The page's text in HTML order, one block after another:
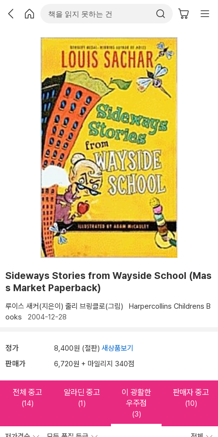
Sideways Stories from Wayside School (Mas
s Market Paperback)
루이스 새커(지은이) 줄리 브링클로(그림)
Harpercollins Childrens B
ooks 2004-12-28
정가 8,400원 (절판) 새상품보기
판매가 6,720원 + 마일리지 340점
전체 중고
(14)
알라딘 중고
(1)
이 광활한
우주점
(3)
판매자 중고
(10)